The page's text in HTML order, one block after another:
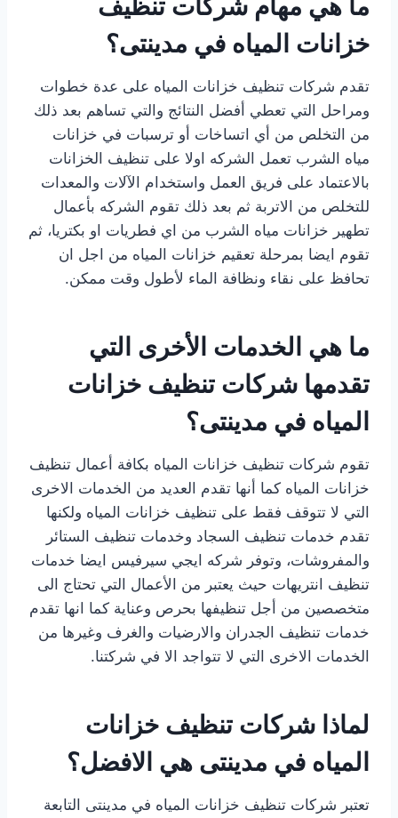
ما هي مهام شركات تنظيف
خزانات المياه في مدينتى؟
تقدم شركات تنظيف خزانات المياه على عدة خطوات
ومراحل التي تعطي أفضل النتائج والتي تساهم بعد ذلك
من التخلص من أي اتساخات أو ترسبات في خزانات
مياه الشرب تعمل الشركه اولا على تنظيف الخزانات
بالاعتماد على فريق العمل واستخدام الآلات والمعدات
للتخلص من الاتربة ثم بعد ذلك تقوم الشركه بأعمال
تطهير خزانات مياه الشرب من اي فطريات او بكتريا، ثم
تقوم ايضا بمرحلة تعقيم خزانات المياه من اجل ان
تحافظ على نقاء ونظافة الماء لأطول وقت ممكن.
ما هي الخدمات الأخرى التي
تقدمها شركات تنظيف خزانات
المياه في مدينتى؟
تقوم شركات تنظيف خزانات المياه بكافة أعمال تنظيف
خزانات المياه كما أنها تقدم العديد من الخدمات الاخرى
التي لا تتوقف فقط على تنظيف خزانات المياه ولكنها
تقدم خدمات تنظيف السجاد وخدمات تنظيف الستائر
والمفروشات، وتوفر شركه ايجي سيرفيس ايضا خدمات
تنظيف انتريهات حيث يعتبر من الأعمال التي تحتاج الى
متخصصين من أجل تنظيفها بحرص وعناية كما انها تقدم
خدمات تنظيف الجدران والارضيات والغرف وغيرها من
الخدمات الاخرى التي لا تتواجد الا في شركتنا.
لماذا شركات تنظيف خزانات
المياه في مدينتى هي الافضل؟
تعتبر شركات تنظيف خزانات المياه في مدينتى التابعة